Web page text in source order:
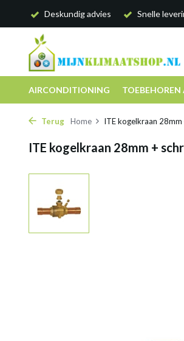
Deskundig advies Snelle
AIRCONDITIONING
Terug Home ITE kogelkraan 28mm
ITE kogelkraan 28mm +